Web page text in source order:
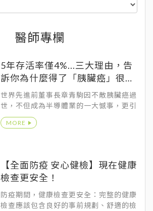
醫師專欄
5年存活率僅4%...三大理由，告
訴你為什麼得了「胰臟癌」很難
救？
世界先進前董事長章青駒因不敵胰臟癌過
世，不但成為半導體業的一大憾事，更引
起國內科技圈對胰臟癌的關切...
MORE
【全面防疫 安心健檢】現在健康
檢查更安全！
防疫期間，健康檢查更安全：完整的健康
檢查應該包含良好的事前規劃、舒適的檢